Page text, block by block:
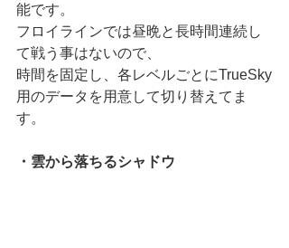
能です。
フロイラインでは昼晩と長時間連続し
て戦う事はないので、
時間を固定し、各レベルごとにTrueSky
用のデータを用意して切り替えてま
す。
・雲から落ちるシャドウ